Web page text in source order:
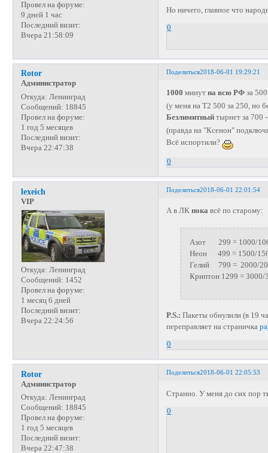
Провел на форуме:
9 дней 1 час
Последний визит:
Вчера 21:58:09
Но ничего, главное что
0
Поделиться2018-06-01 19:29:21
Rotor
Администратор
Откуда: Ленинград
Сообщений: 18845
Провел на форуме:
1 год 5 месяцев
Последний визит:
Вчера 22:47:38
1000 минутна всю РФ за
(у меня на Т2 500 за 250, но
Безлимитный тырнет за 700
(правда на "Ксенон"
Всё испортили?
0
Поделиться2018-06-01 22:01:54
lexeich
VIP
Откуда: Ленинград
Сообщений: 1452
Провел на форуме:
1 месяц 6 дней
Последний визит:
Вчера 22:24:56
А в ЛКпока всё по старому:
Азот 299 = 1000/
Неон 499 = 1500/
Гелий 799 = 2000/
Криптон 1299 = 3000/
P.S.: Пакеты обнулили (в 19
переправляет на страничка
0
Поделиться2018-06-01 22:05:53
Rotor
Администратор
Откуда: Ленинград
Сообщений: 18845
Провел на форуме:
1 год 5 месяцев
Последний визит:
Вчера 22:47:38
Странно. У меня до сих пор
0